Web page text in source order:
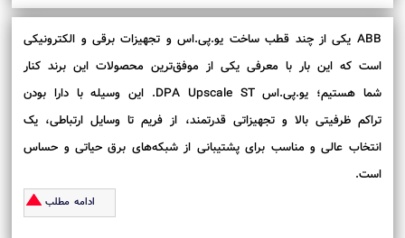
ABB یکی از چند قطب ساخت یو.پی.اس و تجهیزات برقی و الکترونیکی
است که این بار با معرفی یکی از موفق‌ترین محصولات این برند کنار
شما هستیم؛ یو.پی.اس DPA Upscale ST. این وسیله با دارا بودن
تراکم ظرفیتی بالا و تجهیزاتی قدرتمند، از فریم تا وسایل ارتباطی، یک
انتخاب عالی و مناسب برای پشتیبانی از شبکه‌های برق حیاتی و حساس
است.
ادامه مطلب